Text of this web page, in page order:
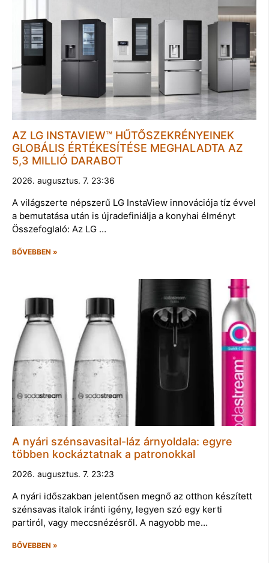
AZ LG INSTAVIEW™ HŰTŐSZEKRÉNYEINEK
GLOBÁLIS ÉRTÉKESÍTÉSE MEGHALADTA AZ
5,3 MILLIÓ DARABOT
2026. augusztus. 7. 23:36
A világszerte népszerű LG InstaView innovációja tíz évvel
a bemutatása után is újradefiniálja a konyhai élményt
Összefoglaló: Az LG …
BŐVEBBEN »
A nyári szénsavasital-láz árnyoldala: egyre
többen kockáztatnak a patronokkal
2026. augusztus. 7. 23:23
A nyári időszakban jelentősen megnő az otthon készített
szénsavas italok iránti igény, legyen szó egy kerti
partiról, vagy meccsnézésről. A nagyobb me…
BŐVEBBEN »